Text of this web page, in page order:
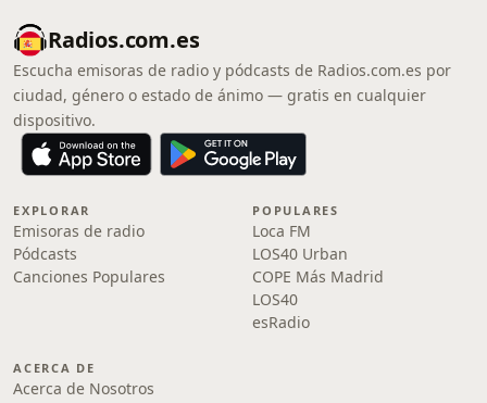
Radios.com.es
Escucha emisoras de radio y pódcasts de Radios.com.es por
ciudad, género o estado de ánimo — gratis en cualquier
dispositivo.
EXPLORAR
Emisoras de radio
Pódcasts
Canciones Populares
POPULARES
Loca FM
LOS40 Urban
COPE Más Madrid
LOS40
esRadio
ACERCA DE
Acerca de Nosotros